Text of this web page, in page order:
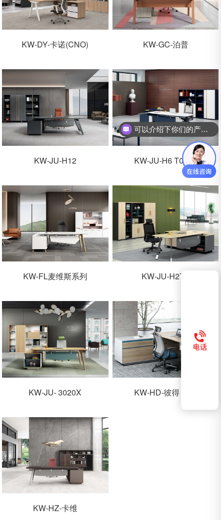
KW-DY-卡诺(CNO) KW-GC-泊普
KW-JU-H12 KW-JU-H6 T0120
KW-FL麦维斯系列 KW-JU-H2TO
KW-JU- 3020X KW-HD-彼得 PET
KW-HZ-卡维
可以介绍下你们的产品么？